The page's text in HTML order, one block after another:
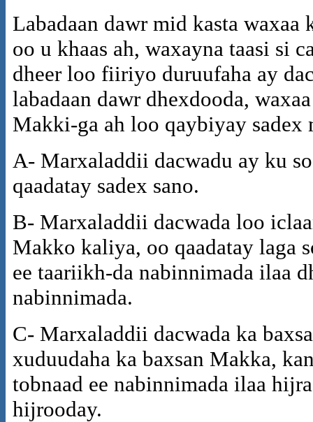
Labadaan dawr mid kasta
oo u khaas ah, waxayna taasi si
dheer loo fiiriyo duruufaha ay
labadaan dawr dhexdooda,
Makki-ga ah loo qaybiyay sadex
A- Marxaladdii dacwadu ay ku
qaadatay sadex sano.
B- Marxaladdii dacwada loo
Makko kaliya, oo qaadatay laga
ee taariikh-da nabinnimada ilaa
nabinnimada.
C- Marxaladdii dacwada ka
xuduudaha ka baxsan Makka,
tobnaad ee nabinnimada ilaa
hijrooday.